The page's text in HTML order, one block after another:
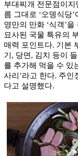
부대찌개 전문점이지
름 그대로 ‘오뎅식당
영만의 만화 ‘식객’
묘사된 국물 특유의
매력 포인트다. 기본
기, 당면, 김치 등이
를 추가해 먹을 수 있
사리’라고 한다. 주인
다고 설명했다.